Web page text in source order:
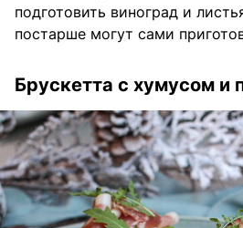
подготовить виноград и
постарше могут сами
Брускетта с хумусом и